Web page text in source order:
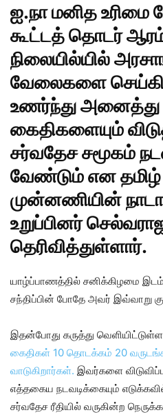
ஐ.நா மனித உரிமை
கூட்டத் தொடர்
நிலையில்யில்
வேலைகளை
உணர்ந்து அனைத்து
கைதிகளையும்
சர்வதேச சமூகம்
வேண்டும் என
முன்னணியின்
உறுப்பினர்
தெரிவித்துள்ளார்.
யாழ்ப்பாணத்தில் சனிக்கிழமை
சந்திப்பின் போதே அவர் இவ்வாறு
இதன்போது கருத்து
கைதிகள் 10 தொடக்கம் 20
வாடுகிறார்கள். இவர்களை
எத்தகைய நடவடிக்கையும்
சர்வதேச ரீதியில் வருகின்ற